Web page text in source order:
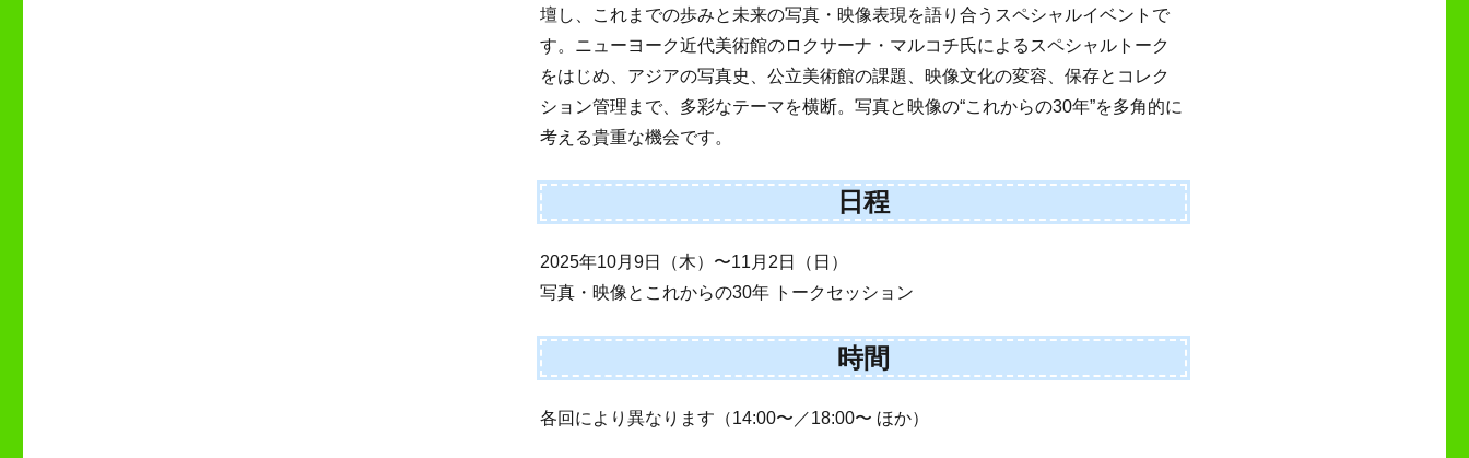
壇し、これまでの歩みと未来の写真・映像表現を語り合うスペシャルイベントで
す。ニューヨーク近代美術館のロクサーナ・マルコチ氏によるスペシャルトーク
をはじめ、アジアの写真史、公立美術館の課題、映像文化の変容、保存とコレク
ション管理まで、多彩なテーマを横断。写真と映像の“これからの30年”を多角的に
考える貴重な機会です。
日程
2025年10月9日（木）〜11月2日（日）
写真・映像とこれからの30年 トークセッション
時間
各回により異なります（14:00〜／18:00〜 ほか）